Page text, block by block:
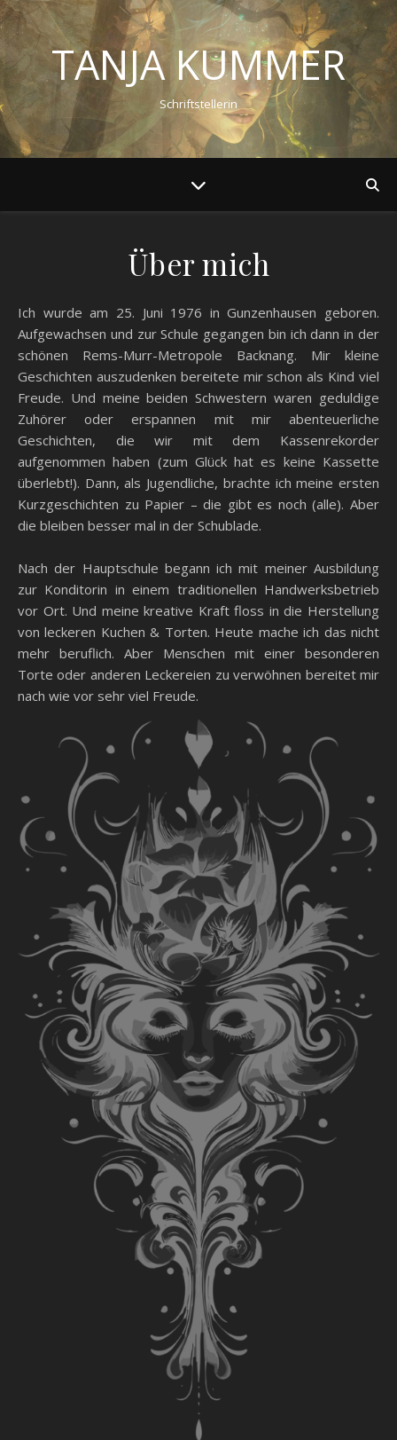
TANJA KUMMER
Schriftstellerin
Über mich
Ich wurde am 25. Juni 1976 in Gunzenhausen geboren.
Aufgewachsen und zur Schule gegangen bin ich dann in der
schönen Rems-Murr-Metropole Backnang. Mir kleine
Geschichten auszudenken bereitete mir schon als Kind viel
Freude. Und meine beiden Schwestern waren geduldige
Zuhörer oder erspannen mit mir abenteuerliche
Geschichten, die wir mit dem Kassenrekorder
aufgenommen haben (zum Glück hat es keine Kassette
überlebt!). Dann, als Jugendliche, brachte ich meine ersten
Kurzgeschichten zu Papier – die gibt es noch (alle). Aber
die bleiben besser mal in der Schublade.
Nach der Hauptschule begann ich mit meiner Ausbildung
zur Konditorin in einem traditionellen Handwerksbetrieb
vor Ort. Und meine kreative Kraft floss in die Herstellung
von leckeren Kuchen & Torten. Heute mache ich das nicht
mehr beruflich. Aber Menschen mit einer besonderen
Torte oder anderen Leckereien zu verwöhnen bereitet mir
nach wie vor sehr viel Freude.